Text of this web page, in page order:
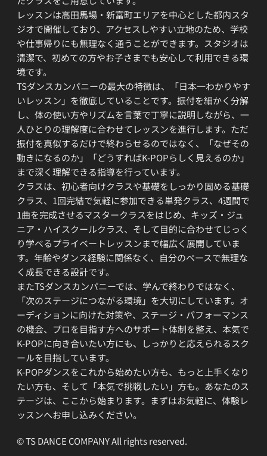
レッスンは高田馬場・新富町エリアを中心とした都内スタ
ジオで開催しており、アクセスしやすい立地のため、学校
や仕事帰りにも無理なく通うことができます。スタジオは
清潔で、初めての方やお子さまでも安心して利用できる環
境です。
TSダンスカンパニーの最大の特徴は、「日本一わかりやす
いレッスン」を徹底していることです。振付を細かく分解
し、体の使い方やリズムを言葉で丁寧に説明しながら、一
人ひとりの理解度に合わせてレッスンを進行します。ただ
振付を真似するだけで終わらせるのではなく、「なぜその
動きになるのか」「どうすればK-POPらしく見えるのか」
まで深く理解できる指導を行っています。
クラスは、初心者向けクラスや基礎をしっかり固める基礎
クラス、1回完結で気軽に参加できる単発クラス、4週間で
1曲を完成させるマスタークラスをはじめ、キッズ・ジュ
ニア・ハイスクールクラス、そして目的に合わせてじっく
り学べるプライベートレッスンまで幅広く展開していま
す。年齢やダンス経験に関係なく、自分のペースで無理な
く成長できる設計です。
またTSダンスカンパニーでは、学んで終わりではなく、
「次のステージにつながる環境」を大切にしています。オ
ーディションに向けた対策や、ステージ・パフォーマンス
の機会、プロを目指す方へのサポート体制を整え、本気で
K-POPに向き合いたい方にも、しっかりと応えられるスク
ールを目指しています。
K-POPダンスをこれから始めたい方も、もっと上手くなり
たい方も、そして「本気で挑戦したい」方も。あなたのス
テージは、ここから始まります。まずはお気軽に、体験レ
ッスンへお申し込みください。
© TS DANCE COMPANY All rights reserved.